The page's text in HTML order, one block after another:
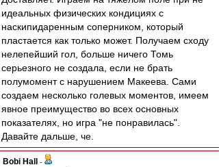
идеальных физических кондициях с
наскипидаренным соперником, который
пластается как только может. Получаем сходу
нелепейший гол, больше ничего Томь
серьезного не создала, если не брать
полумомент с нарушением Макеева. Сами
создаем несколько голевых моментов, имеем
явное преимущество во всех основных
показателях, но игра "не понравилась".
Давайте дальше, че.
Bobi Hall
-